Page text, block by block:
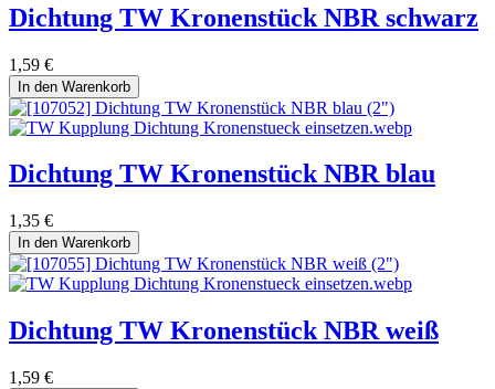
Dichtung TW Kronenstück NBR schwarz
1,59 €
In den Warenkorb
Dichtung TW Kronenstück NBR blau
1,35 €
In den Warenkorb
Dichtung TW Kronenstück NBR weiß
1,59 €